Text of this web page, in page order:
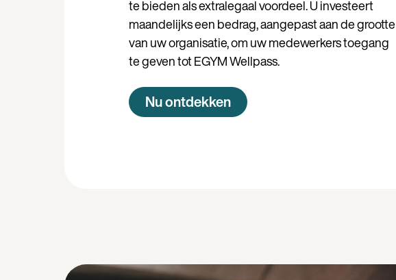
te bieden als extralegaal voordeel. U investeert
maandelijks een bedrag, aangepast aan de grootte
van uw organisatie, om uw medewerkers toegang
te geven tot EGYM Wellpass.
Nu ontdekken